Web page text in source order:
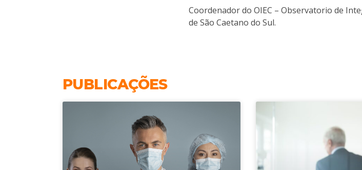
Coordenador do OIEC – Observatorio de
de São Caetano do Sul.
PUBLICAÇÕES